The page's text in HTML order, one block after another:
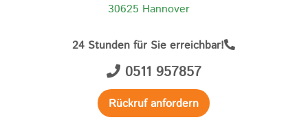
30625 Hannover
24 Stunden für Sie erreichbar!
0511 957857
Rückruf anfordern